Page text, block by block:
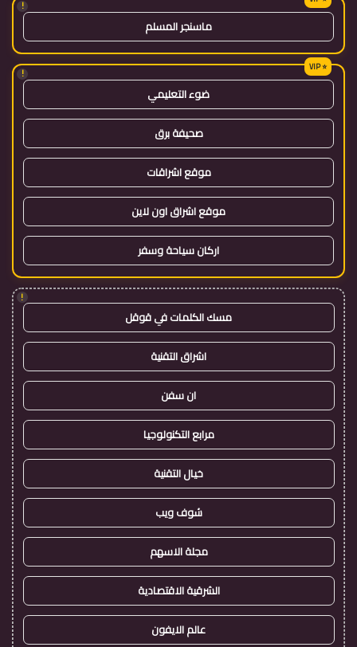
!
ماسنجر المسلم
!
ضوء التعليمي
صحيفة برق
موقع اشراقات
موقع اشراق اون لاين
اركان سياحة وسفر
!
مسك الكلمات في قوقل
اشراق التقنية
ان سفن
مرابع التكنولوجيا
خيال التقنية
شوف ويب
مجلة الاسهم
الشرقية الاقتصادية
عالم الايفون